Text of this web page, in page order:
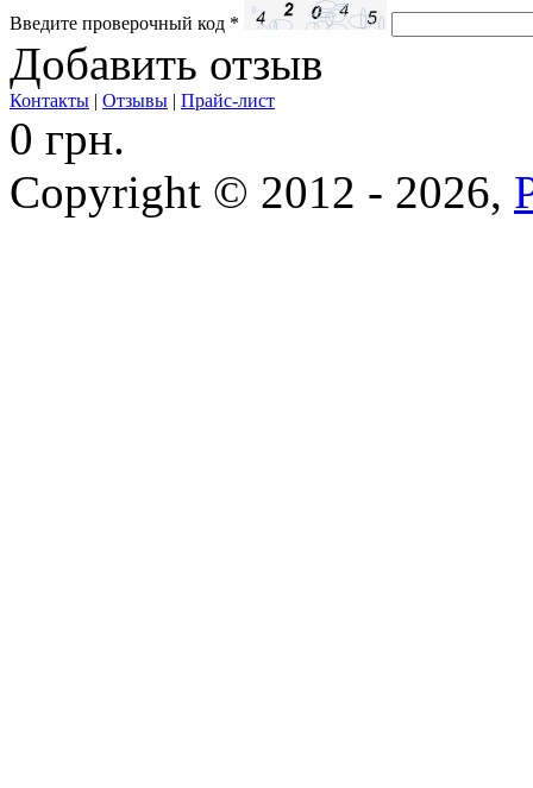
Введите проверочный код *
Добавить отзыв
Контакты | Отзывы | Прайс-лист
0 грн.
Copyright © 2012 - 2026,